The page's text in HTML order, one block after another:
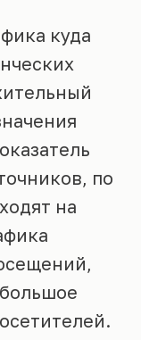
куда
по
на